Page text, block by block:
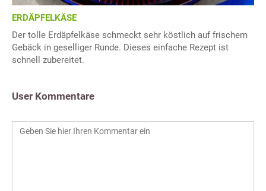
ERDÄPFELKÄSE
Der tolle Erdäpfelkäse schmeckt sehr köstlich auf frischem
Gebäck in geselliger Runde. Dieses einfache Rezept ist
schnell zubereitet.
User Kommentare